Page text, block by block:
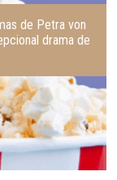
de Petra von
drama de